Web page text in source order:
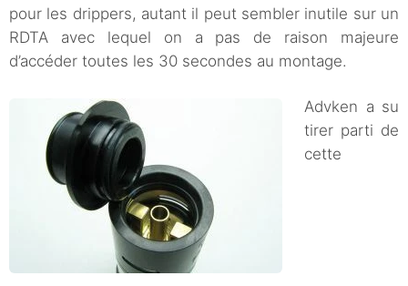
pour les drippers, autant il peut sembler inutile sur un
RDTA avec lequel on a pas de raison majeure
d’accéder toutes les 30 secondes au montage.
Advken a su
tirer parti de
cette